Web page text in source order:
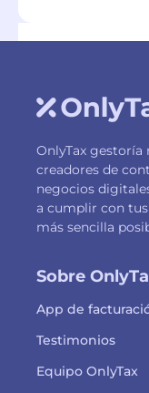
OnlyTax gestoría
creadores de
negocios
a cumplir con
más sencilla
Sobre
App de
Testimonios
Equipo OnlyTax